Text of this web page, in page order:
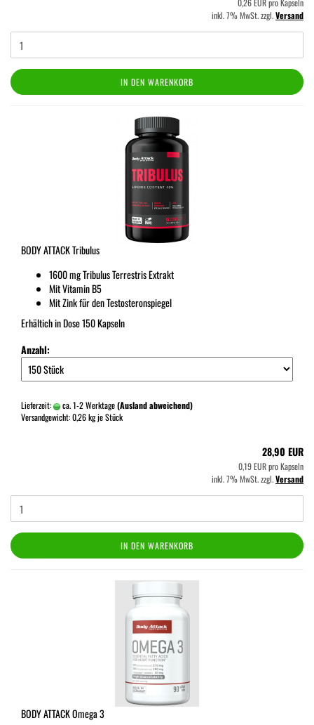
0,26 EUR pro Kapseln
inkl. 7% MwSt. zzgl.Versand
IN DEN WARENKORB
BODY ATTACK Tribulus
1600 mg Tribulus Terrestris Extrakt
Mit Vitamin B5
Mit Zink für den Testosteronspiegel
Erhältich in Dose 150 Kapseln
Anzahl:
Lieferzeit: ca. 1-2 Werktage(Ausland abweichend)
Versandgewicht:0,26kg je Stück
28,90 EUR
0,19 EUR pro Kapseln
inkl. 7% MwSt. zzgl.Versand
IN DEN WARENKORB
BODY ATTACK Omega 3